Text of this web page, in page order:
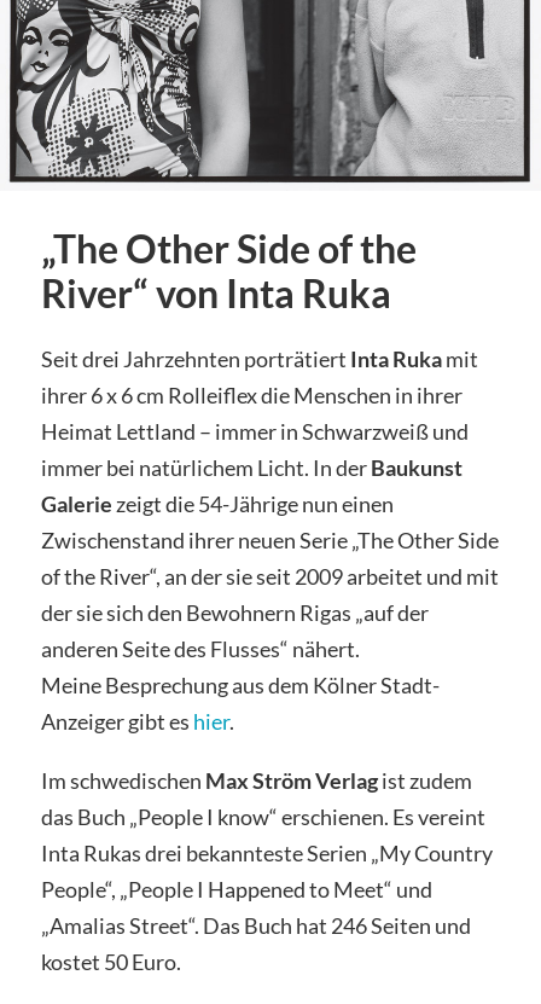
„The Other Side of the
River“ von Inta Ruka
Seit drei Jahrzehnten porträtiert Inta Rukamit
ihrer 6 x 6 cm Rolleiflex die Menschen in ihrer
Heimat Lettland – immer in Schwarzweiß und
immer bei natürlichem Licht. In derBaukunst
Galerie zeigt die 54-Jährige nun einen
Zwischenstand ihrer neuen Serie „The Other Side
of the River“, an der sie seit 2009 arbeitet und mit
der sie sich den Bewohnern Rigas „auf der
anderen Seite des Flusses“ nähert.
Meine Besprechung aus dem Kölner Stadt-
Anzeiger gibt es hier.
Im schwedischen Max Ström Verlagist zudem
das Buch „People I know“ erschienen. Es vereint
Inta Rukas drei bekannteste Serien „My Country
People“, „People I Happened to Meet“ und
„Amalias Street“. Das Buch hat 246 Seiten und
kostet 50 Euro.